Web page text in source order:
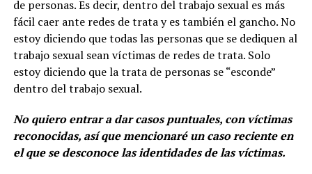
de personas. Es decir, dentro del trabajo sexual es más
fácil caer ante redes de trata y es también el gancho. No
estoy diciendo que todas las personas que se dediquen al
trabajo sexual sean víctimas de redes de trata. Solo
estoy diciendo que la trata de personas se “esconde”
dentro del trabajo sexual.
No quiero entrar a dar casos puntuales, con víctimas
reconocidas, así que mencionaré un caso reciente en
el que se desconoce las identidades de las víctimas.